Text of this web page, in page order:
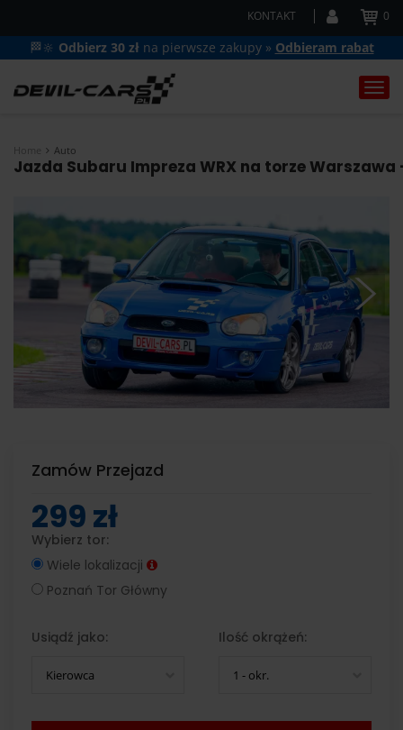
KONTAKT 0
🏁🔆 Odbierz 30 zł na pierwsze zakupy » Odbieram rabat
Home Auto
Jazda Subaru Impreza WRX na torze
Zamów Przejazd
299 zł
Wybierz tor:
Wiele lokalizacji
Poznań Tor Główny
Usiądź jako:
Kierowca
Ilość okrążeń:
1 - okr.